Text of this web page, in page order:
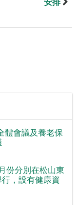
體會議及養老保
份分別在松山東
，設有健康資